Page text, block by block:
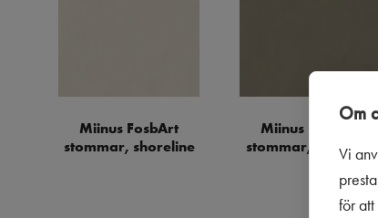
Miinus FosbArt
stommar, shoreline
Miinus FosbArt
stommar, sparrow
Om
Vi
för att